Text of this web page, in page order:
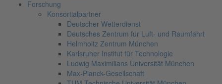
Forschung
Konsortialpartner
Deutscher Wetterdienst
Deutsches Zentrum für Luft- und Raumfahrt
Helmholtz Zentrum München
Karlsruher Institut für Technologie
Ludwig Maximilians Universität München
Max-Planck-Gesellschaft